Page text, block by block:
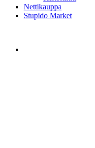
Nettikauppa
Stupido Market